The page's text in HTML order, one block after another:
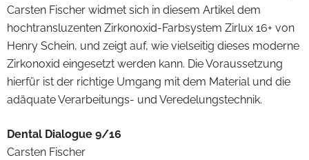
Carsten Fischer widmet sich in diesem Artikel dem
hochtransluzenten Zirkonoxid-Farbsystem Zirlux 16+ von
Henry Schein, und zeigt auf, wie vielseitig dieses moderne
Zirkonoxid eingesetzt werden kann. Die Voraussetzung
hierfür ist der richtige Umgang mit dem Material und die
adäquate Verarbeitungs- und Veredelungstechnik.
Dental Dialogue 9/16
Carsten Fischer